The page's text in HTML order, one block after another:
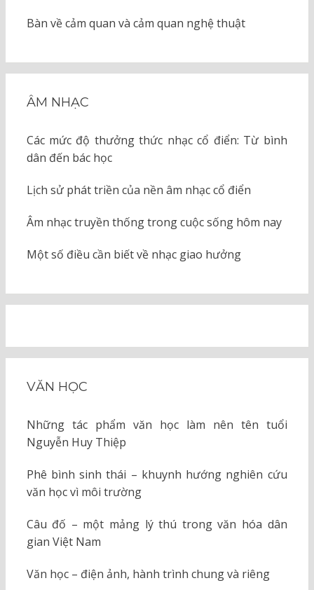
Bàn về cảm quan và cảm quan nghệ thuật
ÂM NHẠC
Các mức độ thưởng thức nhạc cổ điển: Từ bình
dân đến bác học
Lịch sử phát triền của nền âm nhạc cổ điển
Âm nhạc truyền thống trong cuộc sống hôm nay
Một số điều cần biết về nhạc giao hưởng
VĂN HỌC
Những tác phẩm văn học làm nên tên tuổi
Nguyễn Huy Thiệp
Phê bình sinh thái – khuynh hướng nghiên cứu
văn học vì môi trường
Câu đố – một mảng lý thú trong văn hóa dân
gian Việt Nam
Văn học – điện ảnh, hành trình chung và riêng